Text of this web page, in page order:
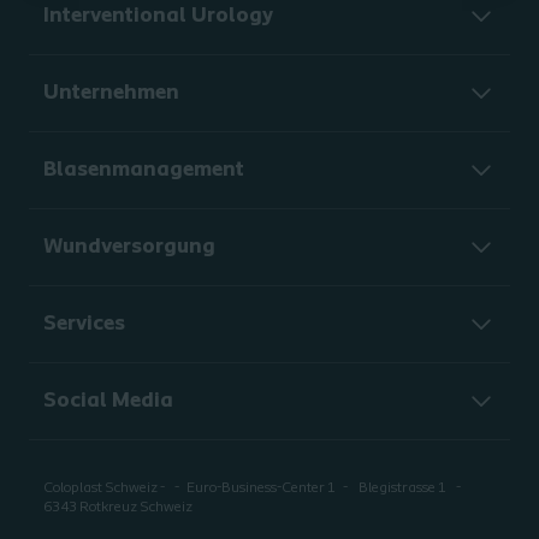
Interventional Urology
Unternehmen
Blasenmanagement
Wundversorgung
Services
Social Media
Coloplast Schweiz - Euro-Business-Center 1
Blegistrasse 1
6343 Rotkreuz Schweiz